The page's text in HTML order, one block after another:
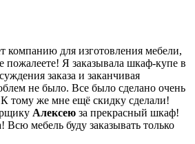
компанию для изготовления мебели,
Я заказывала шкаф-купе в
заказа и заканчивая
не было. Все было сделано очень
тому же мне ещё скидку сделали!
Алексею за прекрасный шкаф!
Всю мебель буду заказывать только